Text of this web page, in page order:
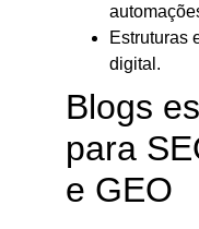
Estruturas
digital.
Blogs
para
e GEO